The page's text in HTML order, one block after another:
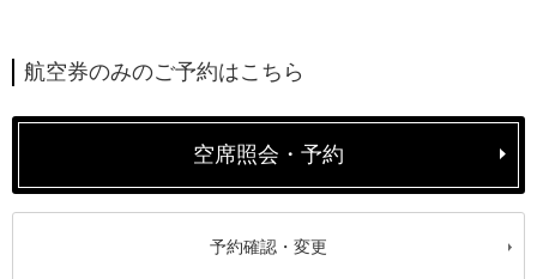
航空券のみのご予約はこちら
空席照会・予約
予約確認・変更